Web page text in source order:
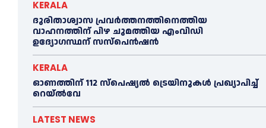
KERALA
ദുരിതാശ്വാസ പ്രവര്‍ത്തനത്തിനെത്തിയ
വാഹനത്തിന് പിഴ ചുമത്തിയ എംവിഡി
ഉദ്യോഗസ്ഥന് സസ്പെൻഷൻ
KERALA
ഓണത്തിന് 112 സ്പെഷ്യല്‍ ട്രെയിനുകള്‍ പ്രഖ്യാപിച്ച്‌
റെയ്ല്‍വേ
LATEST NEWS